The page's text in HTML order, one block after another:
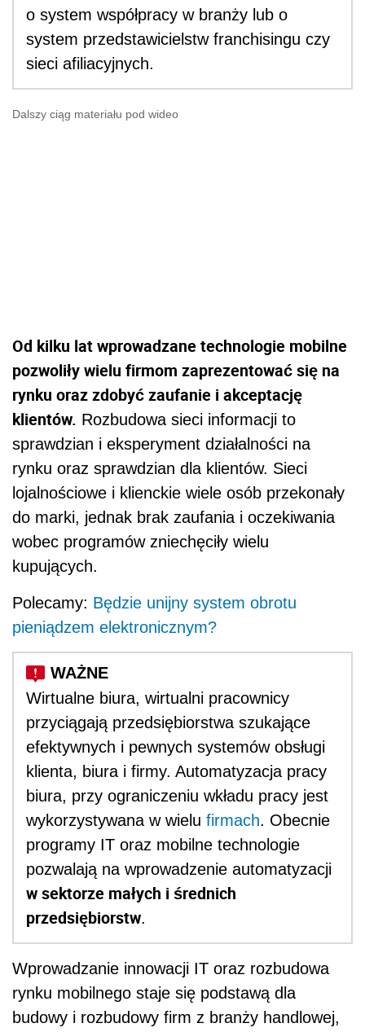
o system współpracy w branży lub o
system przedstawicielstw franchisingu czy
sieci afiliacyjnych.
Dalszy ciąg materiału pod wideo
Od kilku lat wprowadzane technologie mobilne
pozwoliły wielu firmom zaprezentować się na
rynku oraz zdobyć zaufanie i akceptację
klientów. Rozbudowa sieci informacji to
sprawdzian i eksperyment działalności na
rynku oraz sprawdzian dla klientów. Sieci
lojalnościowe i klienckie wiele osób przekonały
do marki, jednak brak zaufania i oczekiwania
wobec programów zniechęciły wielu
kupujących.
Polecamy: Będzie unijny system obrotu
pieniądzem elektronicznym?
Wirtualne biura, wirtualni pracownicy
przyciągają przedsiębiorstwa szukające
efektywnych i pewnych systemów obsługi
klienta, biura i firmy. Automatyzacja pracy
biura, przy ograniczeniu wkładu pracy jest
wykorzystywana w wielu firmach. Obecnie
programy IT oraz mobilne technologie
pozwalają na wprowadzenie automatyzacji
w sektorze małych i średnich
przedsiębiorstw.
Wprowadzanie innowacji IT oraz rozbudowa
rynku mobilnego staje się podstawą dla
budowy i rozbudowy firm z branży handlowej,